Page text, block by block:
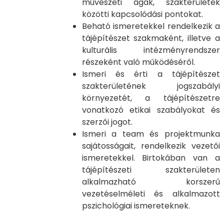
közötti kapcsolódási pontokat.
Beható ismeretekkel rendelkezik a
tájépítészet szakmaként, illetve a
kulturális intézményrendszer
részeként való működéséről.
Ismeri és érti a tájépítészet
szakterületének jogszabályi
környezetét, a tájépítészetre
vonatkozó etikai szabályokat és
szerzői jogot.
Ismeri a team és projektmunka
sajátosságait, rendelkezik vezetői
ismeretekkel. Birtokában van a
tájépítészeti szakterületen
alkalmazható korszerű
vezetéselméleti és alkalmazott
pszichológiai ismereteknek.